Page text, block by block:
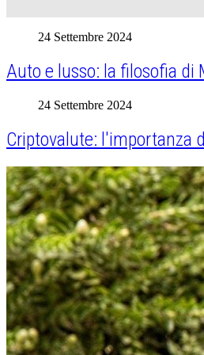
24 Settembre 2024
Auto e lusso: la filosofia di
24 Settembre 2024
Criptovalute: l'importanza